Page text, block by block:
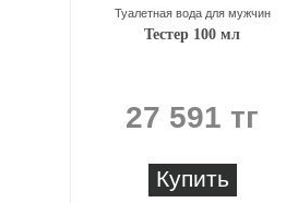
Туалетная вода для мужчин
Тестер 100 мл
27 591 тг
Купить